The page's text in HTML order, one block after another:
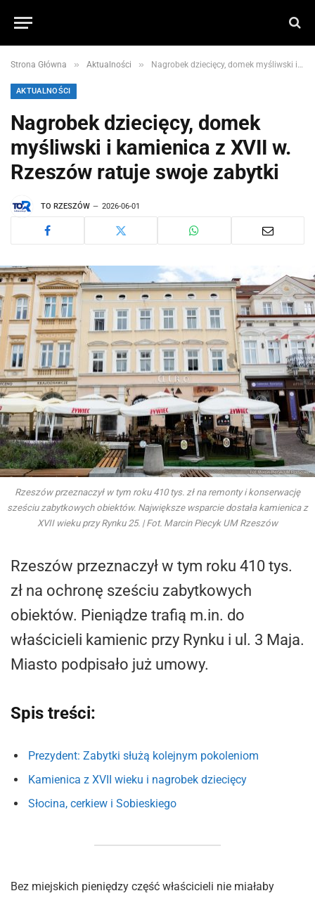
Strona Główna » Aktualności » Nagrobek dziecięcy, domek myśliwski i kamienica z XVII w. Rzeszów ratuje swoje zabytki
AKTUALNOŚCI
Nagrobek dziecięcy, domek
myśliwski i kamienica z XVII w.
Rzeszów ratuje swoje zabytki
TO RZESZÓW 2026-06-01
Rzeszów przeznaczył w tym roku 410 tys. zł na remonty i konserwację
sześciu zabytkowych obiektów. Największe wsparcie dostała kamienica z
XVII wieku przy Rynku 25. | Fot. Marcin Piecyk UM Rzeszów
Rzeszów przeznaczył w tym roku 410 tys.
zł na ochronę sześciu zabytkowych
obiektów. Pieniądze trafią m.in. do
właścicieli kamienic przy Rynku i ul. 3 Maja.
Miasto podpisało już umowy.
Spis treści:
Prezydent: Zabytki służą kolejnym pokoleniom
Kamienica z XVII wieku i nagrobek dziecięcy
Słocina, cerkiew i Sobieskiego
Bez miejskich pieniędzy część właścicieli nie miałaby